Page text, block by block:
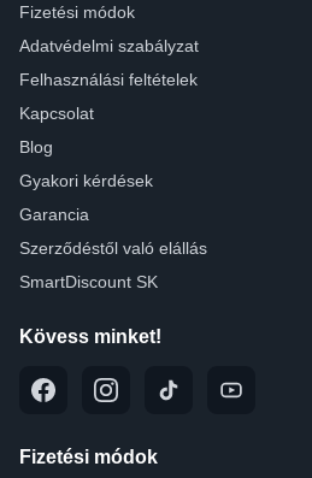
Fizetési módok
Adatvédelmi szabályzat
Felhasználási feltételek
Kapcsolat
Blog
Gyakori kérdések
Garancia
Szerződéstől való elállás
SmartDiscount SK
Kövess minket!
Fizetési módok